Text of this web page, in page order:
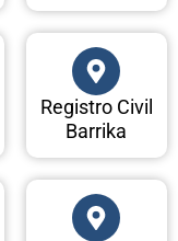
Registro Civil
Barrika